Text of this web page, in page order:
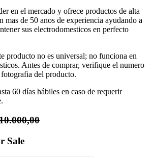
en el mercado y ofrece productos de alta
mas de 50 anos de experiencia ayudando a
sus electrodomesticos en perfecto
producto no es universal; no funciona en
Antes de comprar, verifique el numero
del producto.
60 días hábiles en caso de requerir
Sale